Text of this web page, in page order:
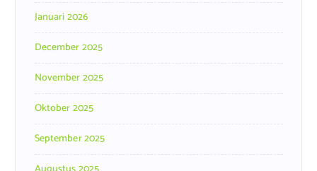
Januari 2026
December 2025
November 2025
Oktober 2025
September 2025